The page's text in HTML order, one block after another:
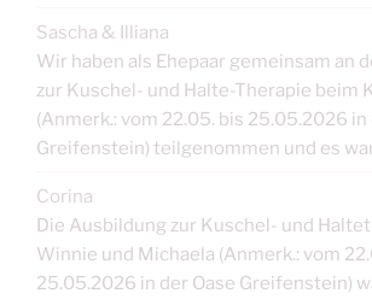
Sascha & Illiana
Wir haben als Ehepaar gemeinsam an
zur Kuschel- und Halte-Therapie beim
(Anmerk.: vom 22.05. bis 25.05.2026 in
Greifenstein) teilgenommen und es
Corina
Die Ausbildung zur Kuschel- und
Winnie und Michaela (Anmerk.: vom
25.05.2026 in der Oase Greifenstein)